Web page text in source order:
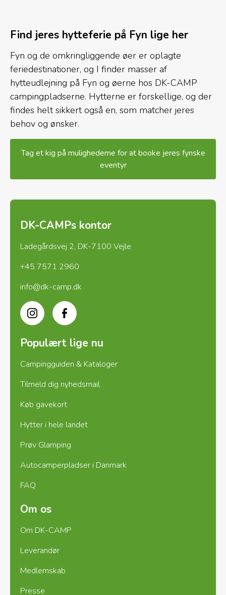
Find jeres hytteferie på Fyn lige her
Fyn og de omkringliggende øer er oplagte
feriedestinationer, og I finder masser af
hytteudlejning på Fyn og øerne hos DK-CAMP
campingpladserne. Hytterne er forskellige, og der
findes helt sikkert også en, som matcher jeres
behov og ønsker.
Tag et kig på mulighederne for at booke jeres fynske
eventyr
DK-CAMPs kontor
Ladegårdsvej 2, DK-7100 Vejle
+45 7571 2960
info@dk-camp.dk
InstagramFacebook
Populært lige nu
Campingguiden & Kataloger
Tilmeld dig nyhedsmail
Køb gavekort
Hytter i hele landet
Prøv Glamping
Autocamperpladser i Danmark
FAQ
Om os
Om DK-CAMP
Leverandør
Medlemskab
Presse